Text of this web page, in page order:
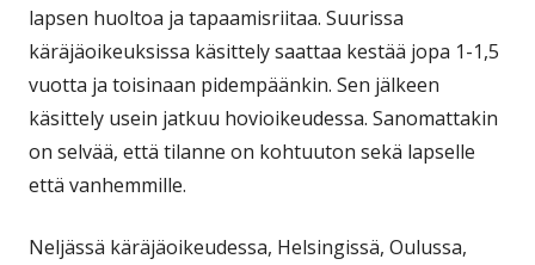
lapsen huoltoa ja tapaamisriitaa. Suurissa
käräjäoikeuksissa käsittely saattaa kestää jopa 1-1,5
vuotta ja toisinaan pidempäänkin. Sen jälkeen
käsittely usein jatkuu hovioikeudessa. Sanomattakin
on selvää, että tilanne on kohtuuton sekä lapselle
että vanhemmille.
Neljässä käräjäoikeudessa, Helsingissä, Oulussa,